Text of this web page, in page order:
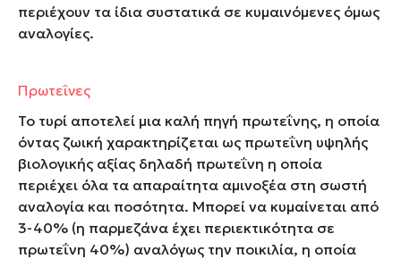
περιέχουν τα ίδια συστατικά σε κυμαινόμενες όμως
αναλογίες.
Πρωτεΐνες
Το τυρί αποτελεί μια καλή πηγή πρωτεΐνης, η οποία
όντας ζωική χαρακτηρίζεται ως πρωτεΐνη υψηλής
βιολογικής αξίας δηλαδή πρωτεΐνη η οποία
περιέχει όλα τα απαραίτητα αμινοξέα στη σωστή
αναλογία και ποσότητα. Μπορεί να κυμαίνεται από
3-40% (η παρμεζάνα έχει περιεκτικότητα σε
πρωτεΐνη 40%) αναλόγως την ποικιλία, η οποία